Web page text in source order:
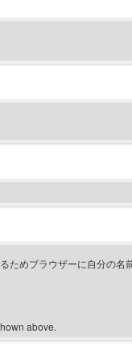
ためブラウザーに自分の名
above.